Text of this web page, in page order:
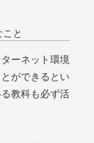
と
ーネット環境
ができるとい
教科も必ず活